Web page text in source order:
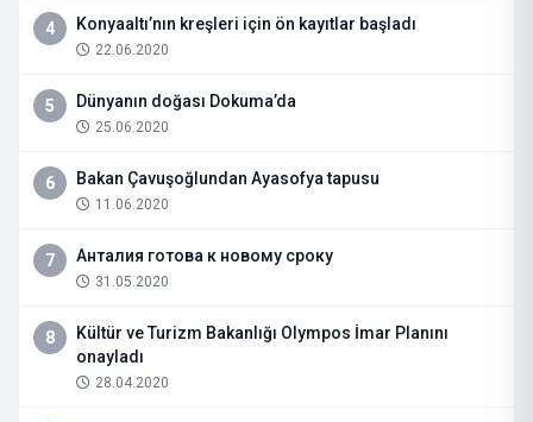
4 Konyaaltı’nın kreşleri için ön kayıtlar başladı
22.06.2020
5 Dünyanın doğası Dokuma’da
25.06.2020
6 Bakan Çavuşoğlundan Ayasofya tapusu
11.06.2020
7 Анталия готова к новому сроку
31.05.2020
8
Kültür ve Turizm Bakanlığı Olympos İmar Planını
onayladı
28.04.2020